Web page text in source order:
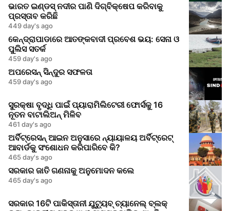
ଭାରତ ଇଣ୍ଡସ୍ ନଦୀର ପାଣି ଦିଗ୍ବିକ୍ଷେପ କରିବାକୁ
ପ୍ରସ୍ତାବ କରିଛି
449 day's ago
କେନ୍ଦ୍ରାପାଡାରେ ଆତଙ୍କବାଦୀ ପ୍ରବେଶ ଭୟ: ସେନା ଓ
ପୁଲିସ ସତର୍କ
459 day's ago
ଅପରେସନ୍ ସିନ୍ଦୁର ସଫଳତା
459 day's ago
ସୁରକ୍ଷା ବୃଦ୍ଧି ପାଇଁ ପ୍ୟାରାମିଲିଟେରୀ ଫୋର୍ସକୁ 16
ନୂତନ ବାଟାଲିଅନ୍ ମିଳିବ
461 day's ago
ଅର୍ବିଟ୍ରେସନ୍ ଆଇନ ଅନୁସାରେ ନ୍ୟାୟାଳୟ ଅର୍ବିଟ୍ରେଟ୍
ଆବାର୍ଡକୁ ସଂଶୋଧନ କରିପାରିବେ କି?
465 day's ago
ସରକାର ଜାତି ଗଣନାକୁ ଅନୁମୋଦନ କଲେ
465 day's ago
ସରକାର 16ଟି ପାକିସ୍ତାନୀ ଯୁଟ୍ୟୁବ୍ ଚ୍ୟାନେଲ୍ ବ୍ଲକ୍